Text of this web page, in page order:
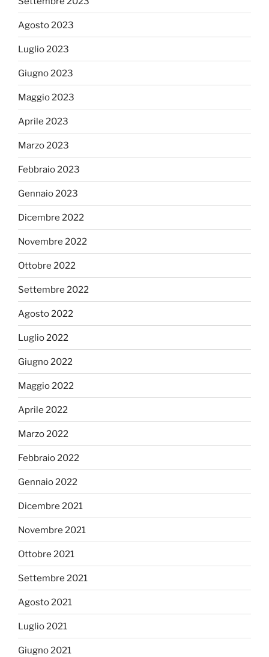
Agosto 2023
Luglio 2023
Giugno 2023
Maggio 2023
Aprile 2023
Marzo 2023
Febbraio 2023
Gennaio 2023
Dicembre 2022
Novembre 2022
Ottobre 2022
Settembre 2022
Agosto 2022
Luglio 2022
Giugno 2022
Maggio 2022
Aprile 2022
Marzo 2022
Febbraio 2022
Gennaio 2022
Dicembre 2021
Novembre 2021
Ottobre 2021
Settembre 2021
Agosto 2021
Luglio 2021
Giugno 2021